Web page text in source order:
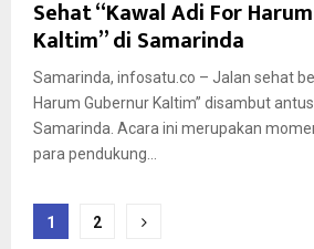
Sehat “Kawal Adi For
Kaltim” di Samarinda
Samarinda, infosatu.co – Jalan sehat
Harum Gubernur Kaltim” disambut
Samarinda. Acara ini merupakan
para pendukung...
Paginasi
1 2